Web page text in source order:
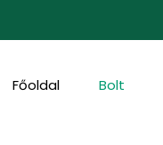
Főoldal Bolt